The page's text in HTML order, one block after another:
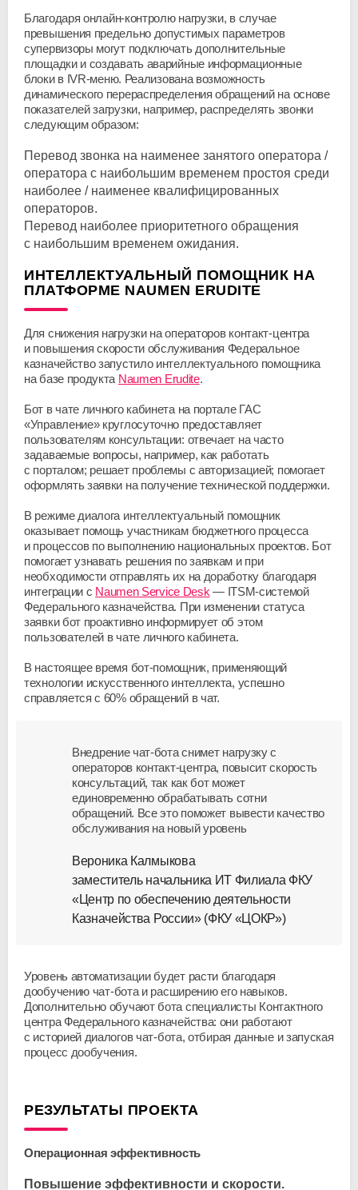
Благодаря онлайн-контролюнагрузки, в случае
превышения предельно допустимых параметров
супервизоры могут подключать дополнительные
площадки и создавать аварийные информационные
блоки в IVR-меню. Реализована возможность
динамического перераспределения обращений на основе
показателей загрузки, например, распределять звонки
следующим образом:
Перевод звонка на наименее занятого оператора /
оператора с наибольшим временем простоя среди
наиболее / наименее квалифицированных
операторов.
Перевод наиболее приоритетного обращения
с наибольшим временем ожидания.
ИНТЕЛЛЕКТУАЛЬНЫЙ ПОМОЩНИК НА
ПЛАТФОРМЕ NAUMEN ERUDITE
Для снижения нагрузки на операторов контакт-центра
и повышения скорости обслуживания Федеральное
казначейство запустило интеллектуального помощника
на базе продукта Naumen Erudite.
Бот в чате личного кабинета на портале ГАС
«Управление» круглосуточно предоставляет
пользователям консультации: отвечает на часто
задаваемые вопросы, например, как работать
с порталом; решает проблемы с авторизацией; помогает
оформлять заявки на получение технической поддержки.
В режиме диалога интеллектуальный помощник
оказывает помощь участникам бюджетного процесса
и процессов по выполнению национальных проектов. Бот
помогает узнавать решения по заявкам и при
необходимости отправлять их на доработку благодаря
интеграции с Naumen Service Desk — ITSM-системой
Федерального казначейства. При изменении статуса
заявки бот проактивно информирует об этом
пользователей в чате личного кабинета.
В настоящее время бот-помощник, применяющий
технологии искусственного интеллекта, успешно
справляется с 60% обращений в чат.
Внедрение чат-бота снимет нагрузку с
операторов контакт-центра, повысит скорость
консультаций, так как бот может
единовременно обрабатывать сотни
обращений. Все это поможет вывести качество
обслуживания на новый уровень
Вероника Калмыкова
заместитель начальника ИТ Филиала ФКУ
«Центр по обеспечению деятельности
Казначейства России» (ФКУ «ЦОКР»)
Уровень автоматизации будет расти благодаря
дообучению чат-ботаи расширению его навыков.
Дополнительно обучают бота специалисты Контактного
центра Федерального казначейства: они работают
с историей диалогов чат-бота, отбирая данные и запуская
процесс дообучения.
РЕЗУЛЬТАТЫ ПРОЕКТА
Операционная эффективность
Повышение эффективности и скорости.